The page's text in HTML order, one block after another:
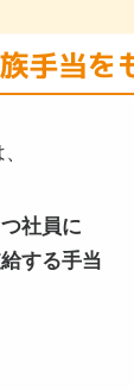
社員に
する手当